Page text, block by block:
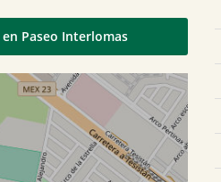
Paseo Interlomas